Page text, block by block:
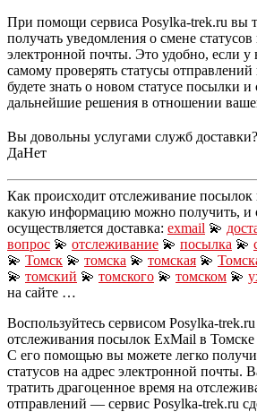
При помощи сервиса Posylka-trek.ru вы
получать уведомления о смене
электронной почты. Это удобно, если у
самому проверять статусы
будете знать о новом статусе посылки
дальнейшие решения в отношении
Вы довольны услугами служб доставки?
ДаНет
Как происходит отслеживание посылок
какую информацию можно получить, и
осуществляется доставка: exmail 💫
вопрос 💫 отслеживание 💫 посылка 💫
💫 Томск 💫 томска 💫 томская 💫
💫 томский 💫 томского 💫 томском 💫
на сайте …
Воспользуйтесь сервисом Posylka-
отслеживания посылок ExMail в
С его помощью вы можете легко
статусов на адрес электронной почты.
тратить драгоценное время на
отправлений — сервис Posylka-trek.ru